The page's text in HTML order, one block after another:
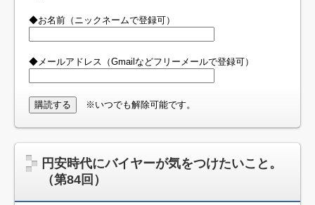
◆お名前（ニックネームで登録可）
◆メールアドレス（Gmailなどフリーメールで登録可）
※いつでも解除可能です。
円安時代にバイヤーが気をつけたいこと。
（第84回）